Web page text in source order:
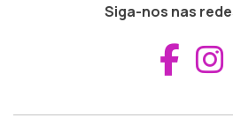
Siga-nos nas